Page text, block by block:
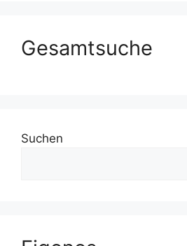
Gesamtsuche
Suchen